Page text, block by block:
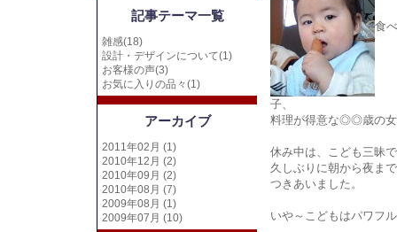
食
子、
料理が得意な◎◎歳の女
休み中は、こども三昧
久しぶりに朝から夜まで
つきあいました。
いや～こどもはパワフ
記事テーマ一覧
雑感(18)
設計・デザインについて(1)
お客様の声(3)
お気に入りの品々(1)
アーカイブ
2011年02月 (1)
2010年12月 (2)
2010年09月 (2)
2010年08月 (7)
2009年08月 (1)
2009年07月 (10)